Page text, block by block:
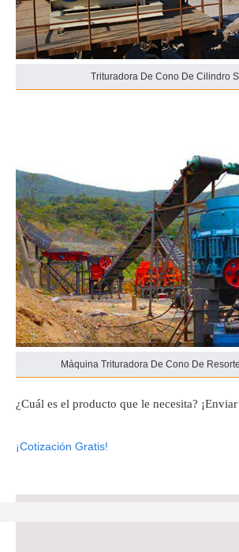
Trituradora De Cono De Cilindro
Máquina Trituradora De Cono De
¿Cuál es el producto que le necesita?
¡Cotización Gratis!